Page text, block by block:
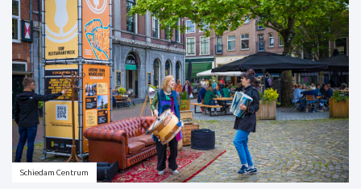
Schiedam Centrum